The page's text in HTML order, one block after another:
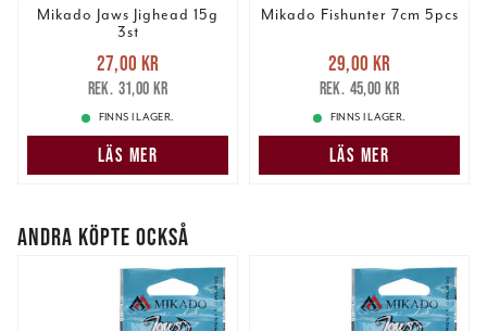
Mikado Jaws Jighead 15g
3st
Nuvarande pris
27,00 krTidigare pris
31,00 kr
27,00 kr
31,00 kr
FINNS I LAGER.
LÄS MER
Mikado Fishunter 7cm 5pcs
Nuvarande pris
29,00 krTidigare pris
45,00 kr
29,00 kr
45,00 kr
FINNS I LAGER.
LÄS MER
ANDRA KÖPTE OCKSÅ